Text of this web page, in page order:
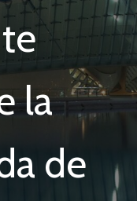
la
de